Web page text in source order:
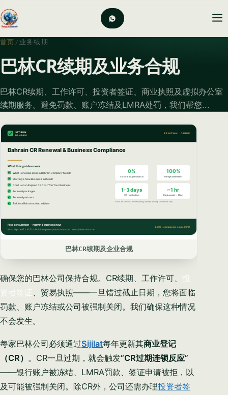
首页 / 业务续期
巴林CR续期及业务合规
巴林CR续期、工作许可、投资者签证、商业执照及虚拟办公室
续期服务。避免罚款、账户冻结及LMRA处罚，我们帮您...
巴林CR续期及企业合规
确保您的巴林公司保持合规。CR续期、工作许可、
投
资者签证、贸易执照——一旦错过截止日期，您将面临
罚款、账户冻结或公司被强制关闭。我们确保这种情况
不会发生。
每家巴林公司必须通过Sijilat每年更新其商业登记
（CR） 。CR一旦过期，就会触发“CR过期连锁反应”
——银行账户被冻结、LMRA罚款、签证申请被拒，以
及可能被强制关闭。除CR外，公司还需办理投资者签